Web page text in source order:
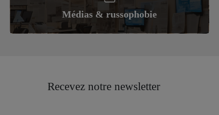
Médias & russophobie
Recevez notre newsletter